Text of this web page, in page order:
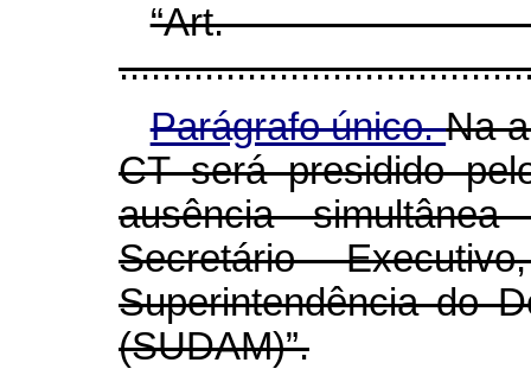
Parágrafo único.Na
CT será presidido
ausência
Secretário
Superintendência do
(SUDAM)”.